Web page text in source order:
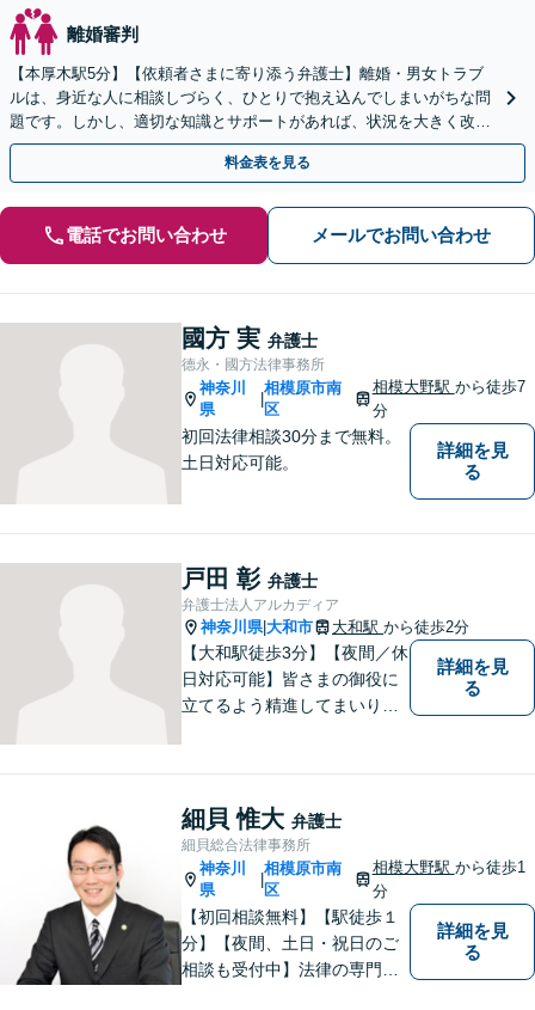
離婚審判
【本厚木駅5分】【依頼者さまに寄り添う弁護士】離婚・男女トラブ
ルは、身近な人に相談しづらく、ひとりで抱え込んでしまいがちな問
題です。しかし、適切な知識とサポートがあれば、状況を大きく改善
できるケースは多くあります。ぜひご相談ください。
料金表を見る
電話でお問い合わせ メールでお問い合わせ
國方 実 弁護士
德永・國方法律事務所
神奈川
県
相模原市南
区
相模大野駅 から徒歩7
分
初回法律相談30分まで無料。
土日対応可能。
詳細を見
る
戸田 彰 弁護士
弁護士法人アルカディア
神奈川県|大和市 大和駅 から徒歩2分
【大和駅徒歩3分】【夜間／休
日対応可能】皆さまの御役に
立てるよう精進してまいりま
域に根ざした弁護士】法律ト
ラブルでお悩みの方は、お気
軽にご相談ください。
詳細を見
る
細貝 惟大 弁護士
細貝総合法律事務所
神奈川
県
相模原市南
区
相模大野駅 から徒歩1
分
【初回相談無料】【駅徒歩１
分】【夜間、土日・祝日のご
相談も受付中】法律の専門家
詳細を見
る